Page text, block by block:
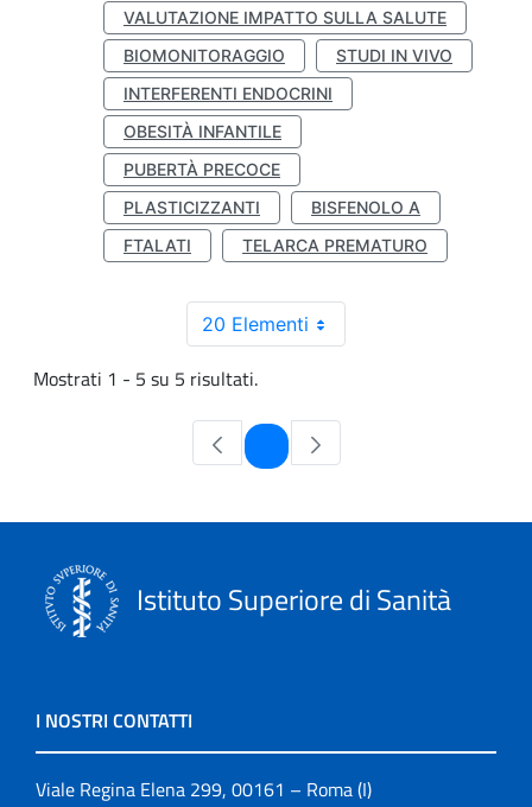
VALUTAZIONE IMPATTO SULLA SALUTE
BIOMONITORAGGIO
STUDI IN VIVO
INTERFERENTI ENDOCRINI
OBESITÀ INFANTILE
PUBERTÀ PRECOCE
PLASTICIZZANTI
BISFENOLO A
FTALATI
TELARCA PREMATURO
20 Elementi
Mostrati 1 - 5 su 5 risultati.
Pagina
Istituto Superiore di Sanità
I NOSTRI CONTATTI
Viale Regina Elena 299, 00161 – Roma (I)